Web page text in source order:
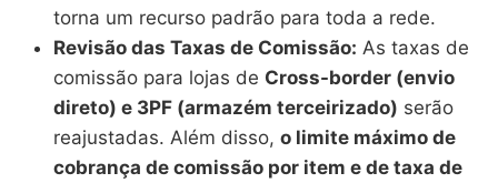
torna um recurso padrão para toda a rede.
Revisão das Taxas de Comissão: As taxas de
comissão para lojas de Cross-border (envio
direto) e 3PF (armazém terceirizado) serão
reajustadas. Além disso, o limite máximo de
cobrança de comissão por item e de taxa de